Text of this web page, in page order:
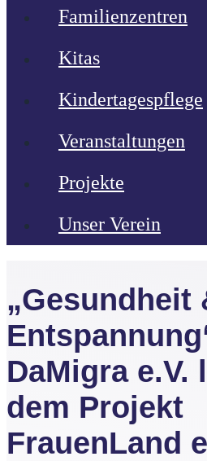
Familienzentren
Kitas
Kindertagespflege
Veranstaltungen
Projekte
Unser Verein
„Gesundheit
DaMigra e.V.
dem Projekt
FrauenLand